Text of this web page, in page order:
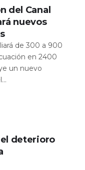
del Canal
nuevos
de 300 a 900
en 2400
un nuevo
deterioro